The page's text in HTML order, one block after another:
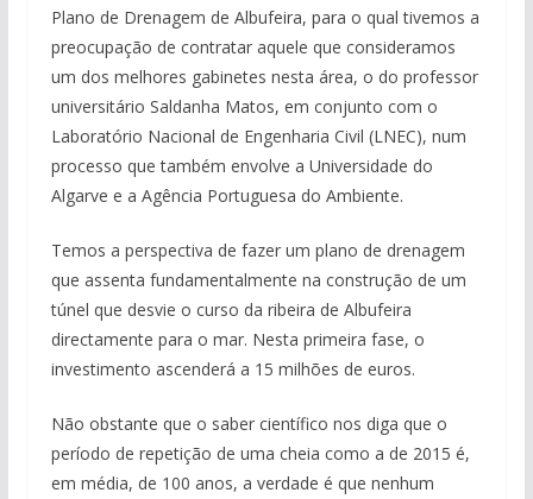
Plano de Drenagem de Albufeira, para o qual tivemos a
preocupação de contratar aquele que consideramos
um dos melhores gabinetes nesta área, o do professor
universitário Saldanha Matos, em conjunto com o
Laboratório Nacional de Engenharia Civil (LNEC), num
processo que também envolve a Universidade do
Algarve e a Agência Portuguesa do Ambiente.
Temos a perspectiva de fazer um plano de drenagem
que assenta fundamentalmente na construção de um
túnel que desvie o curso da ribeira de Albufeira
directamente para o mar. Nesta primeira fase, o
investimento ascenderá a 15 milhões de euros.
Não obstante que o saber científico nos diga que o
período de repetição de uma cheia como a de 2015 é,
em média, de 100 anos, a verdade é que nenhum